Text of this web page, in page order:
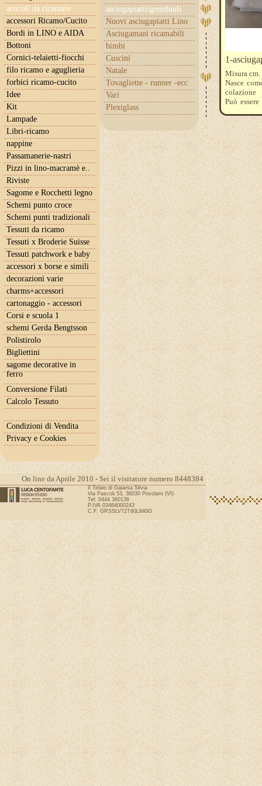
articoli da ricamare
asciugapiatti/grembiuli
Nuovi asciugapiatti Lino
Asciugamani ricamabili
bimbi
Cuscini
Natale
Tovagliette - runner -ecc
Vari
Plexiglass
accessori Ricamo/Cucito
Bordi in LINO e AIDA
Bottoni
Cornici-telaietti-fiocchi
filo ricamo e aguglieria
forbici ricamo-cucito
Idee
Kit
Lampade
Libri-ricamo
nappine
Passamanerie-nastri
Pizzi in lino-macramè e..
Riviste
Sagome e Rocchetti legno
Schemi punto croce
Schemi punti tradizionali
Tessuti da ricamo
Tessuti x Broderie Suisse
Tessuti patchwork e baby
accessori x borse e simili
decorazioni varie
charms+accessori
cartonaggio - accessori
Corsi e scuola 1
schemi Gerda Bengtsson
Polistirolo
Bigliettini
sagome decorative in
ferro
Conversione Filati
Calcolo Tessuto
Condizioni di Vendita
Privacy e Cookies
1-
Misura
Nasce
colazione
Può
FILI
On line da Aprile 2010 - Sei il visitatore numero 8448384
Il Telaio di Gaiarsa Silvia
Via Pascoli 53, 36030 Povolaro (VI)
Tel: 0444 360136
P.IVA 03464000243
C.F. GRSSLV72T60L840G